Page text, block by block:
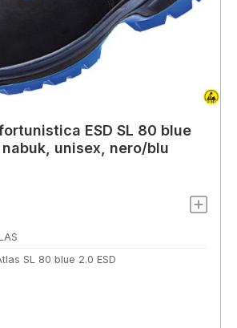
ESD SL 80 blue
nabuk, unisex, nero/blu
SL 80 blue 2.0 ESD